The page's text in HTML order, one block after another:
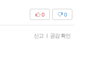
0
0
신고 | 공감 확인